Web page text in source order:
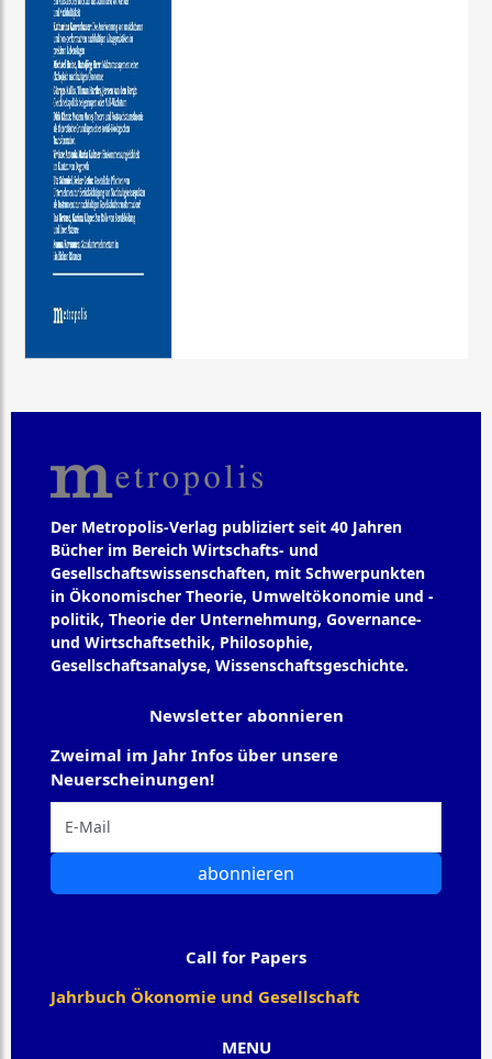
Der Metropolis-Verlag publiziert seit 40 Jahren
Bücher im Bereich Wirtschafts- und
Gesellschaftswissenschaften, mit Schwerpunkten
in Ökonomischer Theorie, Umweltökonomie und -
politik, Theorie der Unternehmung, Governance-
und Wirtschaftsethik, Philosophie,
Gesellschaftsanalyse, Wissenschaftsgeschichte.
MENU
Newsletter abonnieren
Zweimal im Jahr Infos über unsere
Neuerscheinungen!
abonnieren
Call for Papers
Jahrbuch Ökonomie und Gesellschaft